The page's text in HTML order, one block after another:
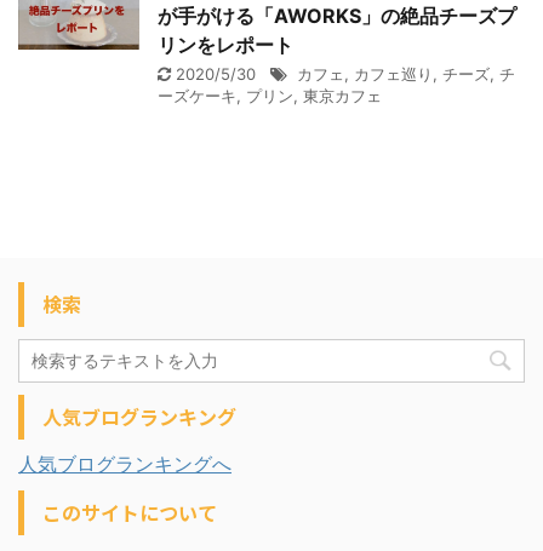
が手がける「AWORKS」の絶品チーズプ
リンをレポート
2020/5/30 カフェ, カフェ巡り , チーズ, チ
ーズケーキ, プリン, 東京カフェ
検索
人気ブログランキング
人気ブログランキングへ
このサイトについて